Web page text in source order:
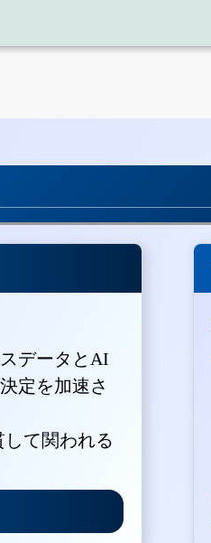
-平成26年6月30日)
データとAI
定を加速さ
て関われる